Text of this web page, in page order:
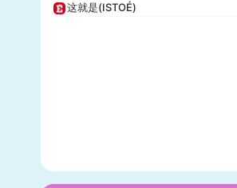
纽约每日新闻(New York Daily News)
这就是(ISTOÉ)